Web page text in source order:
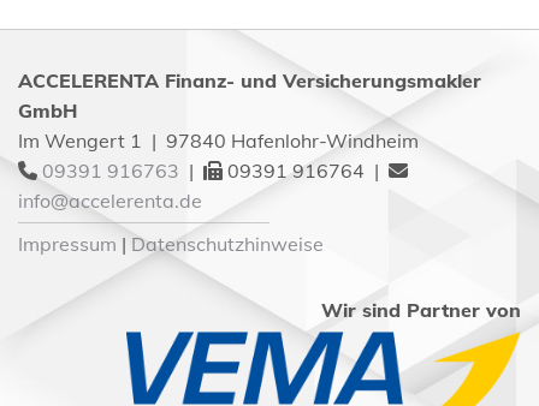
ACCELERENTA Finanz- und Versicherungsmakler
GmbH
Im Wengert 1 | 97840 Hafenlohr-Windheim
 09391 916763 |  09391 916764 | 
info@accelerenta.de
Impressum | Datenschutzhinweise
Wir sind Partner von